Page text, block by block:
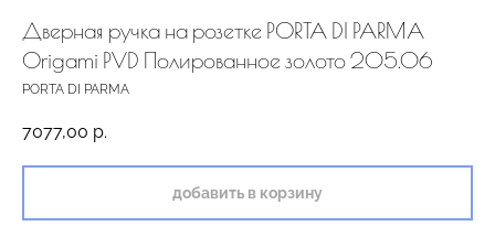
Дверная ручка на розетке PORTA DI PARMA
Origami PVD Полированное золото 205.06
PORTA DI PARMA
7077,00 р.
добавить в корзину